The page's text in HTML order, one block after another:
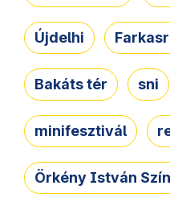
Újdelhi
Bakáts tér sni
minifesztivál
Örkény István